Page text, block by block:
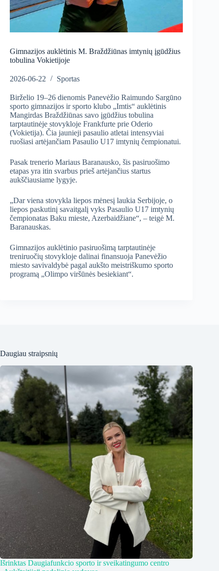
Gimnazijos auklėtinis M. Braždžiūnas imtynių įgūdžius
tobulina Vokietijoje
2026-06-22 Sportas
Birželio 19–26 dienomis Panevėžio Raimundo Sargūno
sporto gimnazijos ir sporto klubo „Imtis“ auklėtinis
Mangirdas Braždžiūnas savo įgūdžius tobulina
tarptautinėje stovykloje Frankfurte prie Oderio
(Vokietija). Čia jaunieji pasaulio atletai intensyviai
ruošiasi artėjančiam Pasaulio U17 imtynių čempionatui.
Pasak trenerio Mariaus Baranausko, šis pasiruošimo
etapas yra itin svarbus prieš artėjančius startus
aukščiausiame lygyje.
„Dar viena stovykla liepos mėnesį laukia Serbijoje, o
liepos paskutinį savaitgalį vyks Pasaulio U17 imtynių
čempionatas Baku mieste, Azerbaidžiane“, – teigė M.
Baranauskas.
Gimnazijos auklėtinio pasiruošimą tarptautinėje
treniruočių stovykloje dalinai finansuoja Panevėžio
miesto savivaldybė pagal aukšto meistriškumo sporto
programą „Olimpo viršūnės besiekiant“.
Daugiau straipsnių
Išrinktas Daugiafunkcio sporto ir sveikatingumo centro